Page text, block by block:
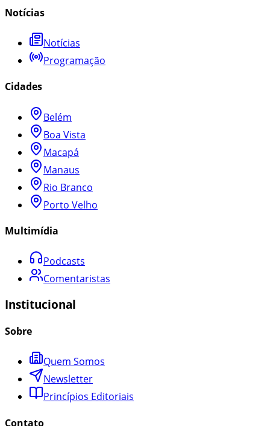
Notícias
Notícias
Programação
Cidades
Belém
Boa Vista
Macapá
Manaus
Rio Branco
Porto Velho
Multimídia
Podcasts
Comentaristas
Institucional
Sobre
Quem Somos
Newsletter
Princípios Editoriais
Contato